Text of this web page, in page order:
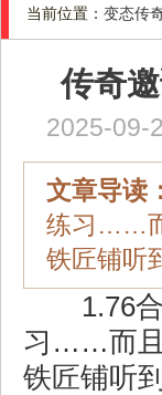
当前位置： 变态传
传奇
2025-09-
文章导读：
练习……而
铁匠铺听
1.76
习……而且
铁匠铺听